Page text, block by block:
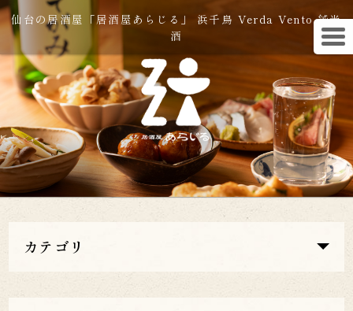
仙台の居酒屋「居酒屋あらじる」 浜千鳥 Verda Vento 純米
酒
カテゴリ